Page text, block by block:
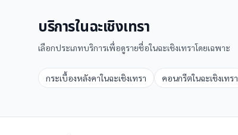
บริการในฉะเชิงเทรา
เลือกประเภทบริการเพื่อดูรายชื่อในฉะเชิงเทราโดยเฉพาะ
กระเบื้องหลังคาในฉะเชิงเทรา คอนกรีตในฉะเชิงเทรา